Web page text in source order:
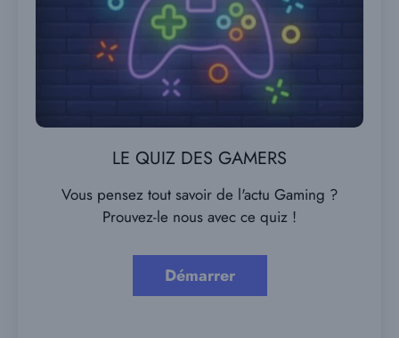
LE QUIZ DES GAMERS
Vous pensez tout savoir de l'actu Gaming ?
Prouvez-le nous avec ce quiz !